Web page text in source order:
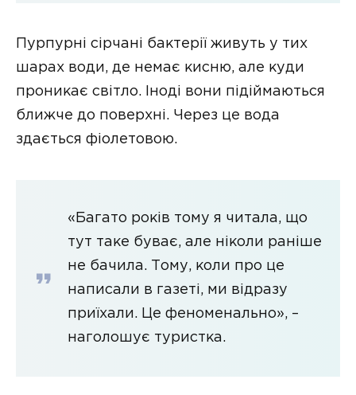
Пурпурні сірчані бактерії живуть у тих
шарах води, де немає кисню, але куди
проникає світло. Іноді вони підіймаються
ближче до поверхні. Через це вода
здається фіолетовою.
«Багато років тому я читала, що
тут таке буває, але ніколи раніше
не бачила. Тому, коли про це
написали в газеті, ми відразу
приїхали. Це феноменально», –
наголошує туристка.